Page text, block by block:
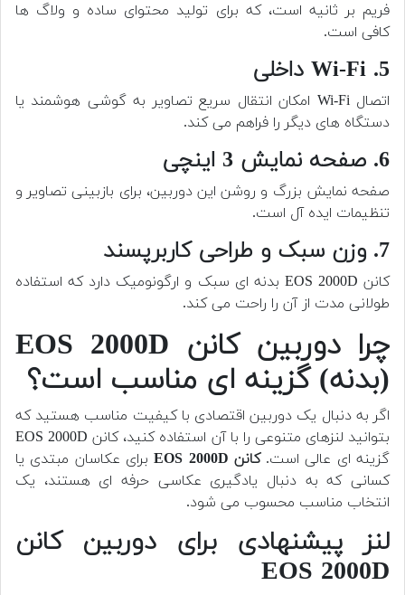
فریم بر ثانیه است، که برای تولید محتوای ساده و ولاگ ها
کافی است.
5. Wi-Fi داخلی
اتصال Wi-Fi امکان انتقال سریع تصاویر به گوشی هوشمند یا
دستگاه های دیگر را فراهم می کند.
6. صفحه نمایش 3 اینچی
صفحه نمایش بزرگ و روشن این دوربین، برای بازبینی تصاویر و
تنظیمات ایده آل است.
7. وزن سبک و طراحی کاربرپسند
کانن EOS 2000D بدنه ای سبک و ارگونومیک دارد که استفاده
طولانی مدت از آن را راحت می کند.
چرا دوربین کانن EOS 2000D
(بدنه) گزینه ای مناسب است؟
اگر به دنبال یک دوربین اقتصادی با کیفیت مناسب هستید که
بتوانید لنزهای متنوعی را با آن استفاده کنید، کانن EOS 2000D
گزینه ای عالی است.کانن EOS 2000D
برای عکاسان مبتدی یا
کسانی که به دنبال یادگیری عکاسی حرفه ای هستند، یک
انتخاب مناسب محسوب می شود.
لنز پیشنهادی برای دوربین کانن
EOS 2000D